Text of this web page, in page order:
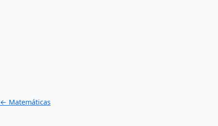
← Matemáticas